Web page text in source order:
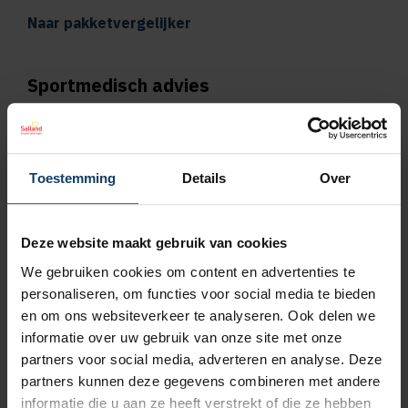
Toestemming Details Over
Deze website maakt gebruik van cookies
We gebruiken cookies om content en advertenties te
personaliseren, om functies voor social media te bieden
en om ons websiteverkeer te analyseren. Ook delen we
informatie over uw gebruik van onze site met onze
partners voor social media, adverteren en analyse. Deze
partners kunnen deze gegevens combineren met andere
informatie die u aan ze heeft verstrekt of die ze hebben
Naar pakketvergelijker
Sportmedisch advies
pakket Plus
Vergoeding tot €250 per kalenderjaar bij
Naar vergoedingenoverzicht
Geen wachttijd voor orthodontie
Wil je een orthodontieverzekering afsluiten,
bijvoorbeeld omdat jouw kind een beugel